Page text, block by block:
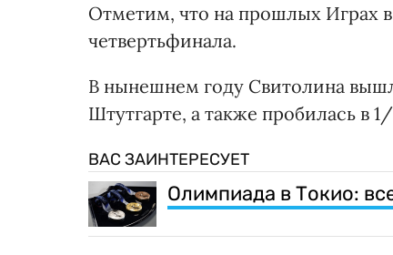
Отметим, что на прошлых Играх
четвертьфинала.
В нынешнем году Свитолина
Штутгарте, а также пробилась в
ВАС ЗАИНТЕРЕСУЕТ
Олимпиада в Токио: